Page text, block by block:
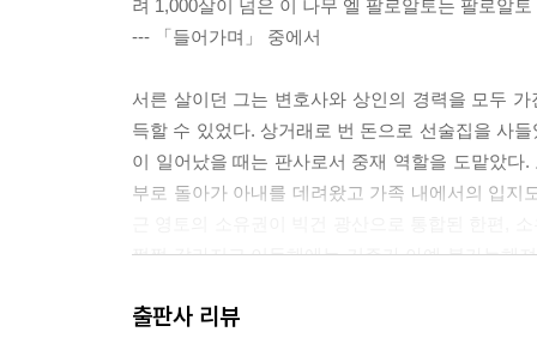
려 1,000살이 넘은 이 나무 엘 팔로알토는 팔로알
--- 「들어가며」 중에서
서른 살이던 그는 변호사와 상인의 경력을 모두
득할 수 있었다. 상거래로 번 돈으로 선술집을 사
이 일어났을 때는 판사로서 중재 역할을 도맡았
부로 돌아가 아내를 데려왔고 가족 내에서의 입
쩍쩍 갈라지고 이듬해에는 거주가 아예 불가능해
하는 게 안정적 수입원이 될 수 있다는 사실을 간
출판사 리뷰